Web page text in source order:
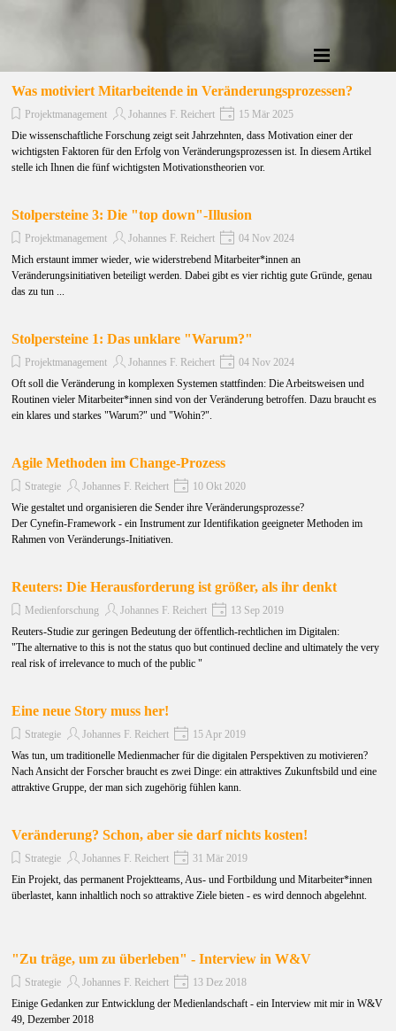
Was motiviert Mitarbeitende in Veränderungsprozessen?
Projektmanagement Johannes F. Reichert
15 Mär 2025
Die wissenschaftliche Forschung zeigt seit Jahrzehnten, dass Motivation einer der
wichtigsten Faktoren für den Erfolg von Veränderungsprozessen ist. In diesem Artikel
stelle ich Ihnen die fünf wichtigsten Motivationstheorien vor.
Stolpersteine 3: Die "top down"-Illusion
Projektmanagement Johannes F. Reichert
04 Nov 2024
Mich erstaunt immer wieder, wie widerstrebend Mitarbeiter*innen an
Veränderungsinitiativen beteiligt werden. Dabei gibt es vier richtig gute Gründe, genau
das zu tun ...
Stolpersteine 1: Das unklare "Warum?"
Projektmanagement Johannes F. Reichert
04 Nov 2024
Oft soll die Veränderung in komplexen Systemen stattfinden: Die Arbeitsweisen und
Routinen vieler Mitarbeiter*innen sind von der Veränderung betroffen. Dazu braucht es
ein klares und starkes "Warum?" und "Wohin?".
Agile Methoden im Change-Prozess
Strategie Johannes F. Reichert
10 Okt 2020
Wie gestaltet und organisieren die Sender ihre Veränderungsprozesse?
Der Cynefin-Framework - ein Instrument zur Identifikation geeigneter Methoden im
Rahmen von Veränderungs-Initiativen.
Reuters: Die Herausforderung ist größer, als ihr denkt
Medienforschung Johannes F. Reichert
13 Sep 2019
Reuters-Studie zur geringen Bedeutung der öffentlich-rechtlichen im Digitalen:
"The alternative to this is not the status quo but continued decline and ultimately the very
real risk of irrelevance to much of the public "
Eine neue Story muss her!
Strategie Johannes F. Reichert
15 Apr 2019
Was tun, um traditionelle Medienmacher für die digitalen Perspektiven zu motivieren?
Nach Ansicht der Forscher braucht es zwei Dinge: ein attraktives Zukunftsbild und eine
attraktive Gruppe, der man sich zugehörig fühlen kann.
Veränderung? Schon, aber sie darf nichts kosten!
Strategie Johannes F. Reichert
31 Mär 2019
Ein Projekt, das permanent Projektteams, Aus- und Fortbildung und Mitarbeiter*innen
überlastet, kann inhaltlich noch so attraktive Ziele bieten - es wird dennoch abgelehnt.
"Zu träge, um zu überleben" - Interview in W&V
Strategie Johannes F. Reichert
13 Dez 2018
Einige Gedanken zur Entwicklung der Medienlandschaft - ein Interview mit mir in W&V
49, Dezember 2018